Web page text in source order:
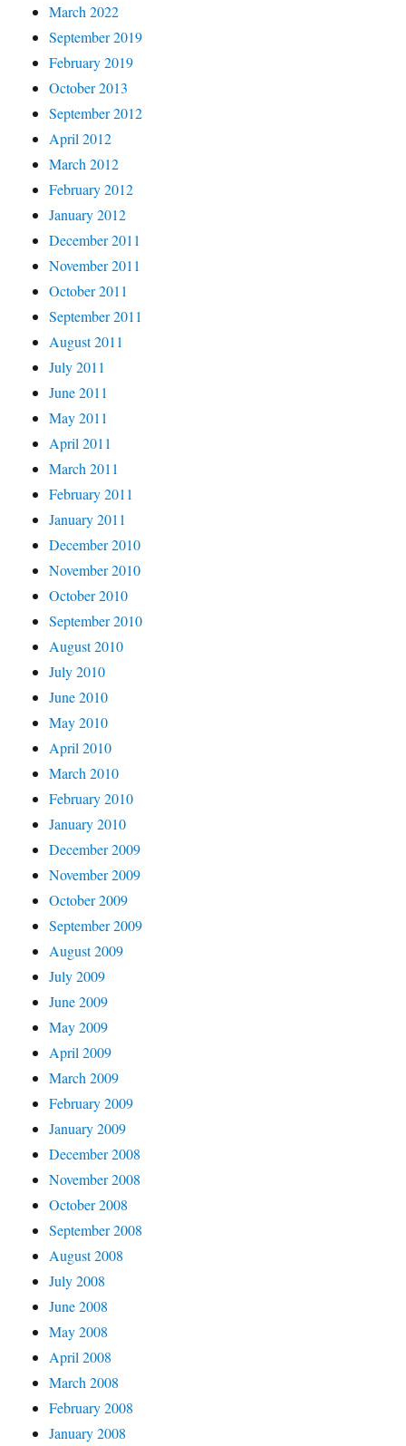
March 2022
September 2019
February 2019
October 2013
September 2012
April 2012
March 2012
February 2012
January 2012
December 2011
November 2011
October 2011
September 2011
August 2011
July 2011
June 2011
May 2011
April 2011
March 2011
February 2011
January 2011
December 2010
November 2010
October 2010
September 2010
August 2010
July 2010
June 2010
May 2010
April 2010
March 2010
February 2010
January 2010
December 2009
November 2009
October 2009
September 2009
August 2009
July 2009
June 2009
May 2009
April 2009
March 2009
February 2009
January 2009
December 2008
November 2008
October 2008
September 2008
August 2008
July 2008
June 2008
May 2008
April 2008
March 2008
February 2008
January 2008